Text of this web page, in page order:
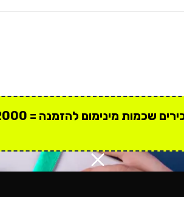
שכמות מינימום להזמנה = 2000 ₪